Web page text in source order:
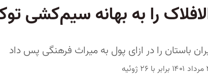
را به بهانه سیم‌کشی
باستان را در ازای پول به میراث فرهنگی پس داد
سه شنبه ۴ مرداد ۱۴۰۱ برابر با ۲۶ ژوئیه